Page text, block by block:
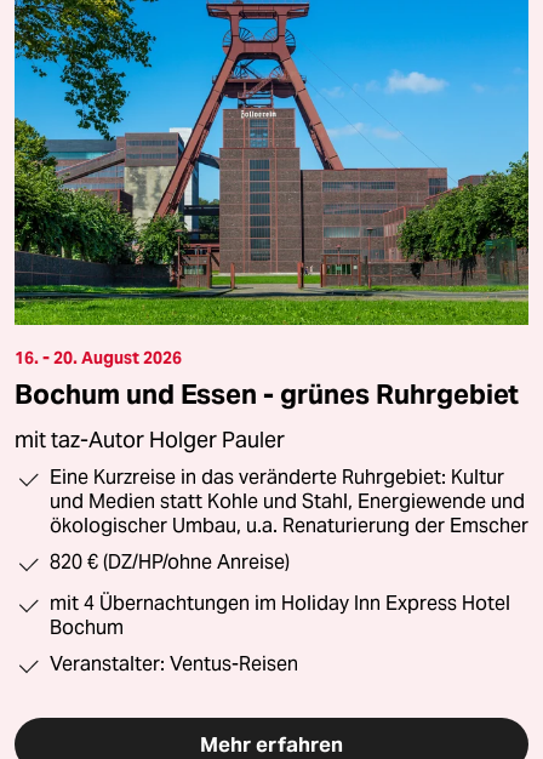
16. - 20. August 2026
Bochum und Essen - grünes Ruhrgebiet
mit taz-Autor Holger Pauler
Eine Kurzreise in das veränderte Ruhrgebiet: Kultur
und Medien statt Kohle und Stahl, Energiewende und
ökologischer Umbau, u.a. Renaturierung der Emscher
820 € (DZ/HP/ohne Anreise)
mit 4 Übernachtungen im Holiday Inn Express Hotel
Bochum
Veranstalter: Ventus-Reisen
Mehr erfahren